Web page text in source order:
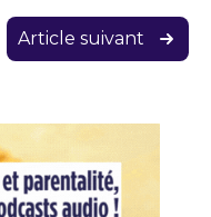
Article suivant